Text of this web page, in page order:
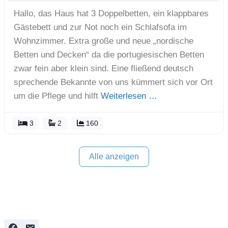
Hallo, das Haus hat 3 Doppelbetten, ein klappbares
Gästebett und zur Not noch ein Schlafsofa im
Wohnzimmer. Extra große und neue „nordische
Betten und Decken“ da die portugiesischen Betten
zwar fein aber klein sind. Eine fließend deutsch
sprechende Bekannte von uns kümmert sich vor Ort
um die Pflege und hilft Weiterlesen …
3 2 160
Alle anzeigen